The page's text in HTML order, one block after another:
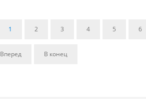
1 2 3 4 5 6
Вперед В конец